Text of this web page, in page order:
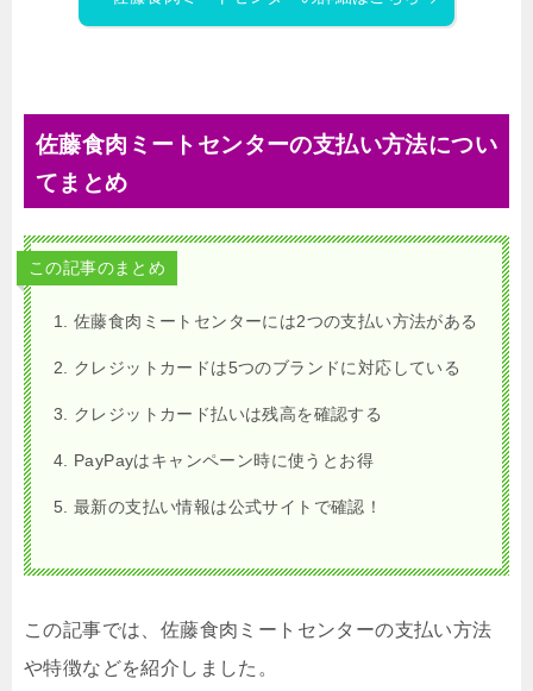
佐藤食肉ミートセンターの支払い方法につい
てまとめ
この記事のまとめ
佐藤食肉ミートセンターには2つの支払い方法がある
クレジットカードは5つのブランドに対応している
クレジットカード払いは残高を確認する
PayPayはキャンペーン時に使うとお得
最新の支払い情報は公式サイトで確認！
この記事では、佐藤食肉ミートセンターの支払い方法
や特徴などを紹介しました。